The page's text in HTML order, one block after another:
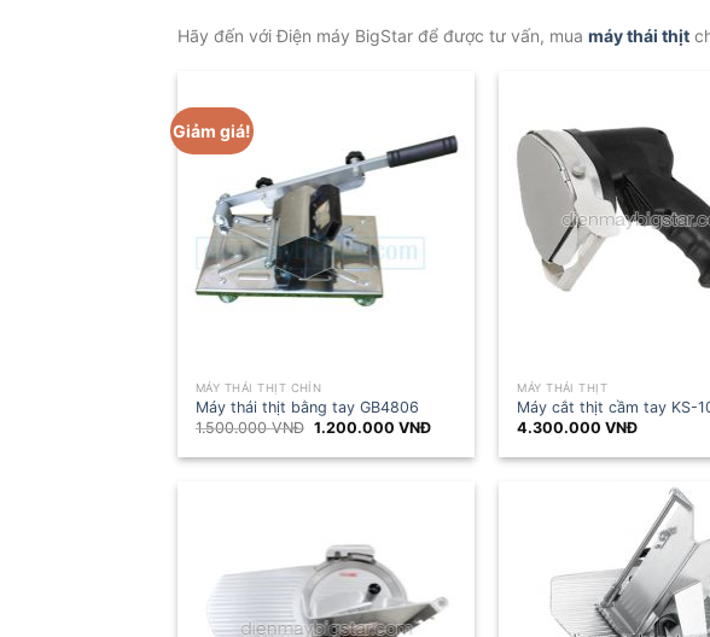
Hãy đến với Điện máy BigStar để được tư vấn, mua máy thái thịt
Giảm giá!
MÁY THÁI THỊT CHÍN
Máy thái thịt bằng tay GB4806
1.500.000VNĐ Giá
là:
1.200.000 VNĐGiá
tại
MÁY THÁI THỊT
Máy cắt thịt cầm tay KS-
4.300.000VNĐ